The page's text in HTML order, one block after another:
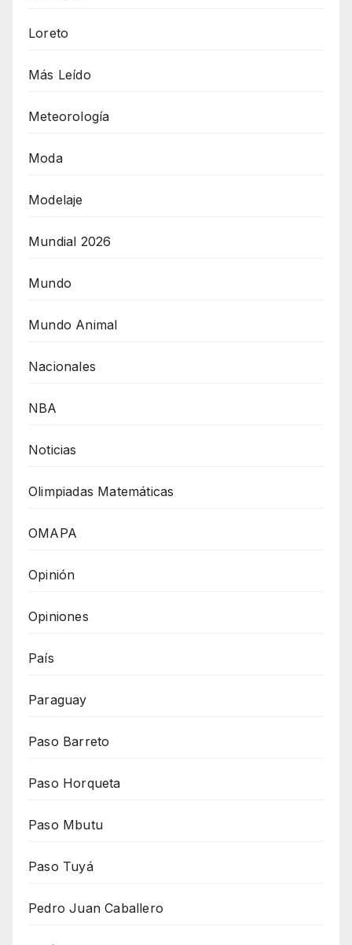
Loreto
Más Leído
Meteorología
Moda
Modelaje
Mundial 2026
Mundo
Mundo Animal
Nacionales
NBA
Noticias
Olimpiadas Matemáticas
OMAPA
Opinión
Opiniones
País
Paraguay
Paso Barreto
Paso Horqueta
Paso Mbutu
Paso Tuyá
Pedro Juan Caballero